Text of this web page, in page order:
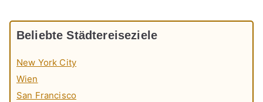
Beliebte Städtereiseziele
New York City
Wien
San Francisco